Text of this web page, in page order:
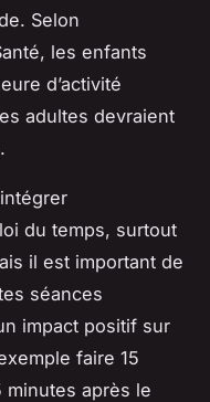
Selon
les enfants
d’activité
adultes devraient
du temps, surtout
il est important de
séances
impact positif sur
faire 15
minutes après le